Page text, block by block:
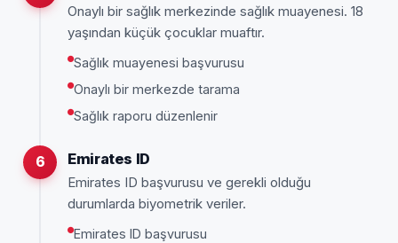
Onaylı bir sağlık merkezinde sağlık muayenesi. 18
yaşından küçük çocuklar muaftır.
Sağlık muayenesi başvurusu
Onaylı bir merkezde tarama
Sağlık raporu düzenlenir
6 Emirates ID
Emirates ID başvurusu ve gerekli olduğu
durumlarda biyometrik veriler.
Emirates ID başvurusu